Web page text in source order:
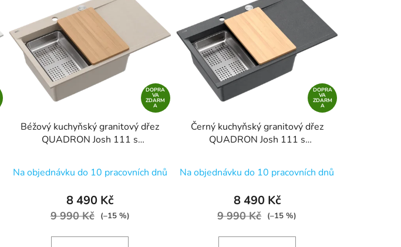
DOPRA
VA
ZDARM
A
Béžový kuchyňský granitový dřez
QUADRON Josh 111 s
Na objednávku do 10 pracovních dnů
8 490 Kč
9 990 Kč (–15 %)
DOPRA
VA
ZDARM
A
Černý kuchyňský granitový dřez
QUADRON Josh 111 s
hodnocení
produktu
je
Na objednávku do 10 pracovních dnů
8 490 Kč
9 990 Kč (–15 %)